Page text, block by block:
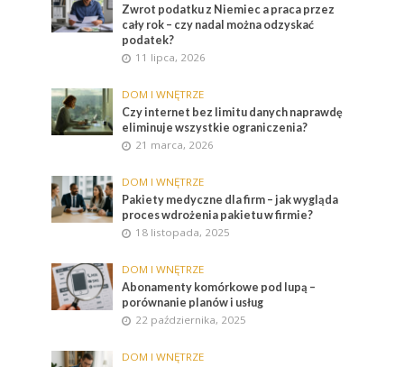
Zwrot podatku z Niemiec a praca przez
cały rok – czy nadal można odzyskać
podatek?
11 lipca, 2026
DOM I WNĘTRZE
Czy internet bez limitu danych naprawdę
eliminuje wszystkie ograniczenia?
21 marca, 2026
DOM I WNĘTRZE
Pakiety medyczne dla firm – jak wygląda
proces wdrożenia pakietu w firmie?
18 listopada, 2025
DOM I WNĘTRZE
Abonamenty komórkowe pod lupą –
porównanie planów i usług
22 października, 2025
DOM I WNĘTRZE